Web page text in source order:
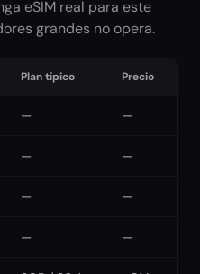
eSIM real para este
grandes no opera.
Plan típico Precio
— —
— —
— —
— —